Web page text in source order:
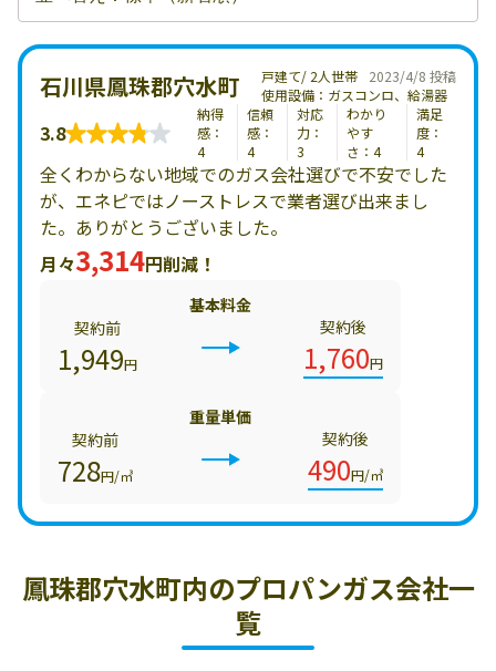
2023/4/8 投稿
石川県鳳珠郡穴水町
戸建て/ 2人世帯
使用設備：ガスコンロ、給湯器
3.8
納得
感：
4
信頼
感：
4
対応
力：
3
わかり
やす
さ：4
満足
度：
4
全くわからない地域でのガス会社選びで不安でした
が、エネピではノーストレスで業者選び出来まし
た。ありがとうございました。
月々3,314円削減！
基本料金
契約前
1,949円
契約後
1,760円
重量単価
契約前
728円/㎥
契約後
490円/㎥
鳳珠郡穴水町内のプロパンガス会社一
覧